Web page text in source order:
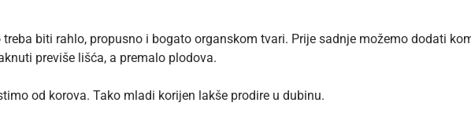
biti rahlo, propusno i bogato organskom tvari. Prije sadnje možemo dodati
previše lišća, a premalo plodova.
od korova. Tako mladi korijen lakše prodire u dubinu.